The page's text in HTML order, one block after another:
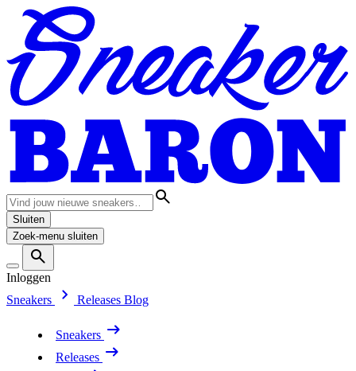
Sluiten
Zoek-menu sluiten
Inloggen
Sneakers
Releases Blog
Sneakers
Releases